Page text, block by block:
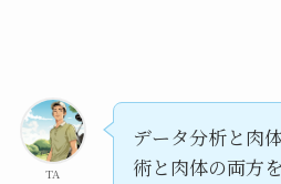
TA
データ分析と肉
術と肉体の両方